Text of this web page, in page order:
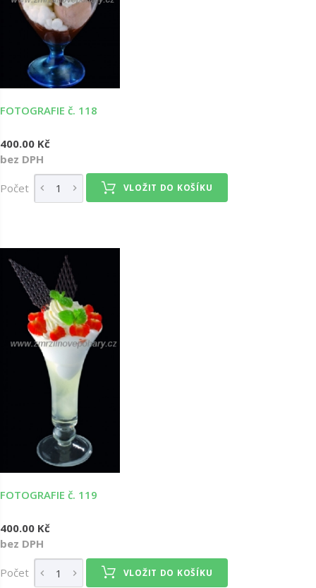
FOTOGRAFIE č. 118
400.00 Kč
bez DPH
Počet VLOŽIT DO KOŠÍKU
FOTOGRAFIE č. 119
400.00 Kč
bez DPH
Počet VLOŽIT DO KOŠÍKU